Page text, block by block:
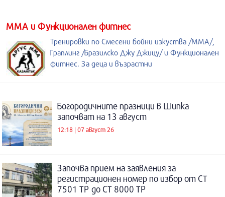
ММА и Функционален фитнес
Тренировки по Смесени бойни изкуства /MMA/,
Граплинг /Бразилско Джу Джицу/ и Функционален
фитнес. За деца и възрастни
Богородичните празници в Шипка
започват на 13 август
12:18 | 07 август 26
Започва прием на заявления за
регистрационен номер по избор от СТ
7501 ТР до СТ 8000 ТР